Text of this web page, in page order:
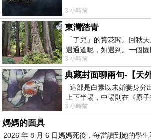
3 小時前
東灣踏青
「了兒」的賞花閣。回秋
遇通道呢，如遇到。一個
細賞。
3 小時前
典藏封面聊兩句-【天外
這部是白素以未婚妻身分
上下半場，中場則在《原
景影射西藏境外流亡 地下組
3 小時前
媽媽的面具
2026 年 8 月 6 日媽媽死後，每當讀到她的學